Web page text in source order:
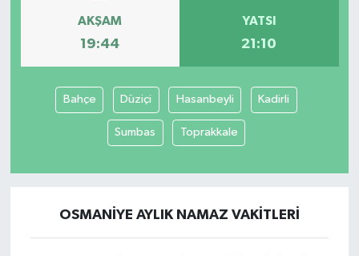
AKŞAM
19:44
YATSI
21:10
Bahçe Düziçi Hasanbeyli Kadirli
Sumbas Toprakkale
OSMANIYE AYLIK NAMAZ VAKITLERI